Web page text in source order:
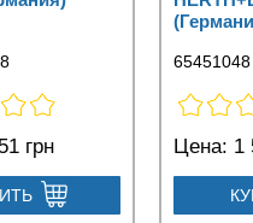
грн
65451048
Цена: 1